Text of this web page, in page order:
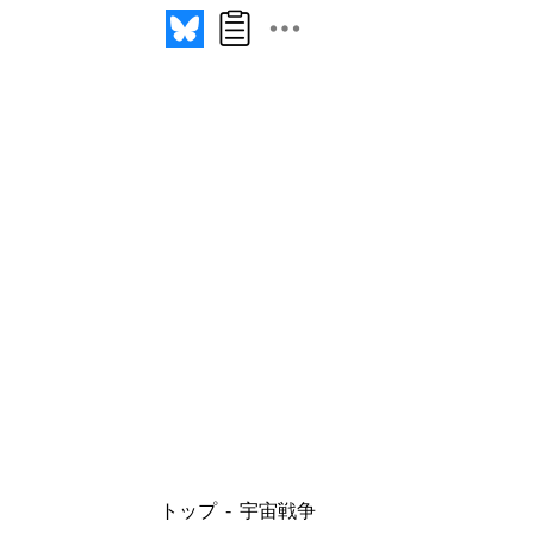
トップ 宇宙戦争